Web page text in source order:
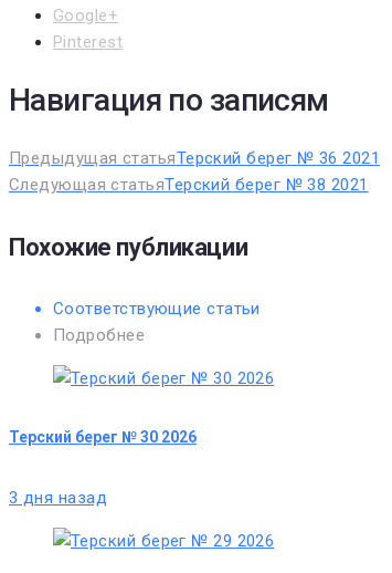
Google+
Pinterest
Навигация по записям
Предыдущая статьяТерский берег № 36 2021
Следующая статьяТерский берег № 38 2021
Похожие публикации
Соответствующие статьи
Подробнее
Терский берег № 30 2026
3 дня назад